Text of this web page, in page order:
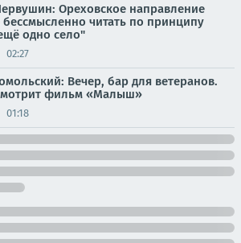
Ореховское направление
читать по принципу
одно село"
02:27
Вечер, бар для ветеранов.
фильм «Малыш»
01:18